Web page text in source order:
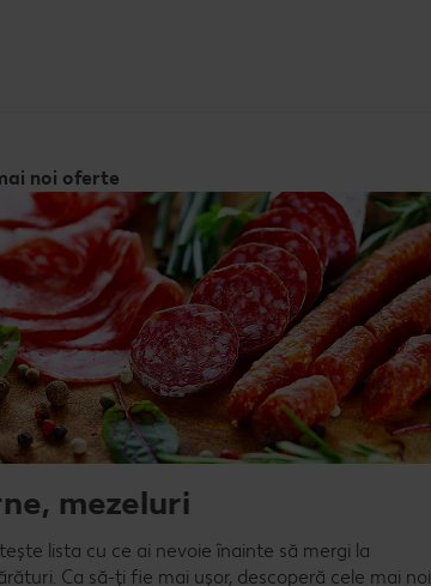
noi oferte
mezeluri
lista cu ce ai nevoie înainte să mergi la
Ca să-ți fie mai ușor, descoperă cele mai noi